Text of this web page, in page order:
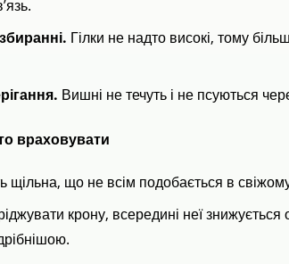
Гілки не надто високі, тому
Вишні не течуть і не псуються
враховувати
щільна, що не всім подобається в
крону, всередині неї знижується